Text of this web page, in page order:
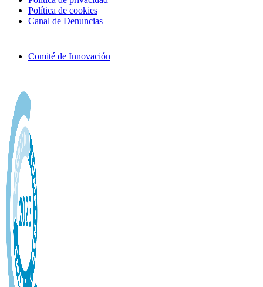
Política de cookies
Canal de Denuncias
Comité de Innovación